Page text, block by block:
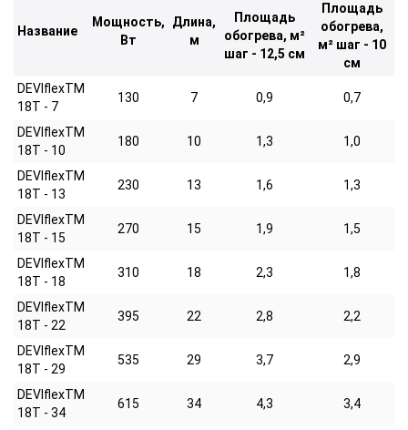
Название
Мощность,
Вт
Длина,
м
Площадь
обогрева, м²
шаг - 12,5 см
Площадь
обогрева,
м² шаг - 10
см
DEVIflexTM
18T - 7
130 7 0,9 0,7
DEVIflexTM
18T - 10
180 10 1,3 1,0
DEVIflexTM
18T - 13
230 13 1,6 1,3
DEVIflexTM
18T - 15
270 15 1,9 1,5
DEVIflexTM
18T - 18
310 18 2,3 1,8
DEVIflexTM
18T - 22
395 22 2,8 2,2
DEVIflexTM
18T - 29
535 29 3,7 2,9
DEVIflexTM
18T - 34
615 34 4,3 3,4